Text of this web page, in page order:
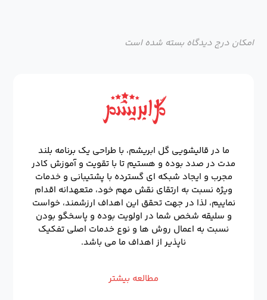
امکان درج دیدگاه بسته شده است
ما در قالیشویی گل ابریشم، با طراحی یک برنامه بلند
مدت در صدد بوده و هستیم تا با تقویت و آموزش کادر
مجرب و ایجاد شبکه ای گسترده با پشتیبانی و خدمات
ویژه نسبت به ارتقای نقش مهم خود، متعهدانه اقدام
نماییم، لذا در جهت تحقق این اهداف ارزشمند، خواست
و سلیقه شخص شما در اولویت بوده و پاسخگو بودن
نسبت به اعمال روش ها و نوع خدمات اصلی تفکیک
ناپذیر از اهداف ما می باشد.
مطالعه بیشتر